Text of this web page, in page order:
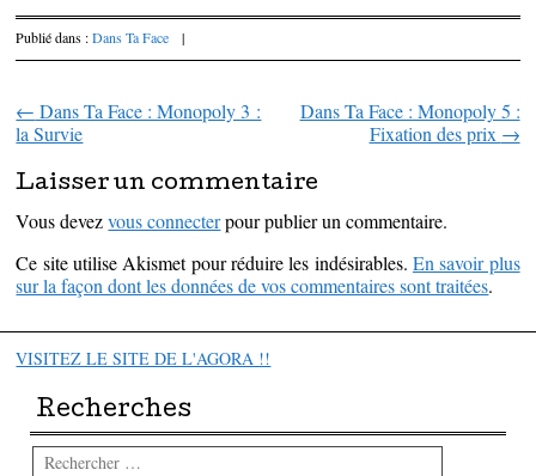
Publié dans :Dans Ta Face |
Parcourir les articles
← Dans Ta Face : Monopoly 3 :
la Survie
Dans Ta Face : Monopoly 5 :
Fixation des prix →
Laisser un commentaire
Vous devezvous connecterpour publier un commentaire.
Ce site utilise Akismet pour réduire les indésirables. En savoir plus
sur la façon dont les données de vos commentaires sont traitées.
VISITEZ LE SITE DE L'AGORA !!
Recherches
Rechercher